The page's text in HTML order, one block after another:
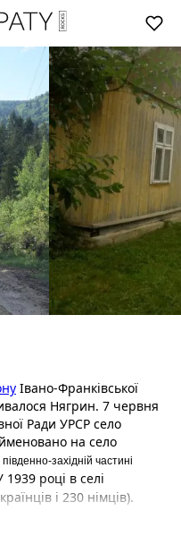
Івано-Франківської
Нягрин. 7 червня
Ради УРСР село
на село
західній частині
1939 році в селі
і 230 німців).
Лолинської сільської